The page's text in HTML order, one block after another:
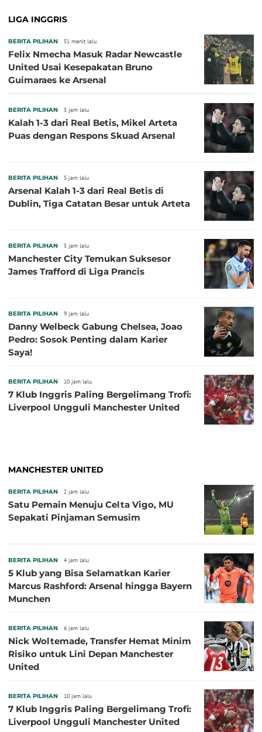
LIGA INGGRIS
BERITA PILIHAN 51 menit lalu
Felix Nmecha Masuk Radar Newcastle
United Usai Kesepakatan Bruno
Guimaraes ke Arsenal
BERITA PILIHAN 5 jam lalu
Kalah 1-3 dari Real Betis, Mikel Arteta
Puas dengan Respons Skuad Arsenal
BERITA PILIHAN 5 jam lalu
Arsenal Kalah 1-3 dari Real Betis di
Dublin, Tiga Catatan Besar untuk Arteta
BERITA PILIHAN 5 jam lalu
Manchester City Temukan Suksesor
James Trafford di Liga Prancis
BERITA PILIHAN 9 jam lalu
Danny Welbeck Gabung Chelsea, Joao
Pedro: Sosok Penting dalam Karier
Saya!
BERITA PILIHAN 10 jam lalu
7 Klub Inggris Paling Bergelimang Trofi:
Liverpool Ungguli Manchester United
MANCHESTER UNITED
BERITA PILIHAN 2 jam lalu
Satu Pemain Menuju Celta Vigo, MU
Sepakati Pinjaman Semusim
BERITA PILIHAN 4 jam lalu
5 Klub yang Bisa Selamatkan Karier
Marcus Rashford: Arsenal hingga Bayern
Munchen
BERITA PILIHAN 6 jam lalu
Nick Woltemade, Transfer Hemat Minim
Risiko untuk Lini Depan Manchester
United
BERITA PILIHAN 10 jam lalu
7 Klub Inggris Paling Bergelimang Trofi:
Liverpool Ungguli Manchester United